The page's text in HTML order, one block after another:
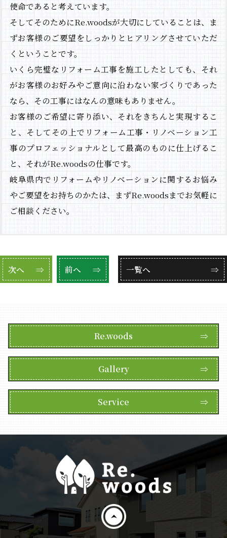
使命であると考えています。
そしてそのためにRe.woodsが大切にしていることは、ま
ずお客様のご要望をしっかりとヒアリングさせていただ
くということです。
いくら完璧なリフォーム工事を施工したとしても、それ
がお客様のお好みやご意向に沿わない家づくりであった
なら、その工事にはなんの意味もありません。
お客様のご希望に寄り添い、それをきちんと実現するこ
と、そしてその上でリフォーム工事・リノベーション工
事のプロフェッショナルとして最高のものに仕上げるこ
と、それがRe.woodsの仕事です。
岐阜県内でリフォームやリノベーションに関するお悩み
やご要望をお持ちのかたは、まずRe.woodsまでお気軽に
ご相談ください。
次へ ⇒ 前へ ⇒ 一覧へ ⇒
Re.woods ⇒
Gallery ⇒
Service ⇒